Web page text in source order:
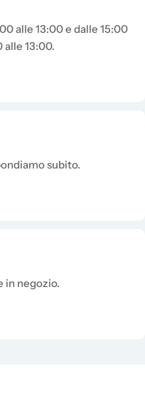
alle 13:00 e dalle 15:00
alle 13:00.
subito.
in negozio.